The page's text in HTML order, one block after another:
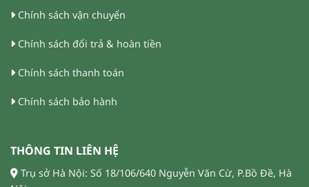
Chính sách vận chuyển
Chính sách đổi trả & hoàn tiền
Chính sách thanh toán
Chính sách bảo hành
THÔNG TIN LIÊN HỆ
Trụ sở Hà Nội: Số 18/106/640 Nguyễn Văn Cừ, P.Bồ Đề, Hà